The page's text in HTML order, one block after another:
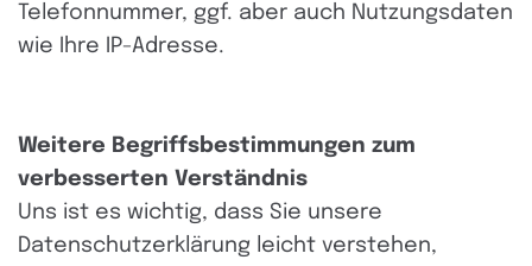
Telefonnummer, ggf. aber auch Nutzungsdaten
wie Ihre IP-Adresse.
Weitere Begriffsbestimmungen zum
verbesserten Verständnis
Uns ist es wichtig, dass Sie unsere
Datenschutzerklärung leicht verstehen,